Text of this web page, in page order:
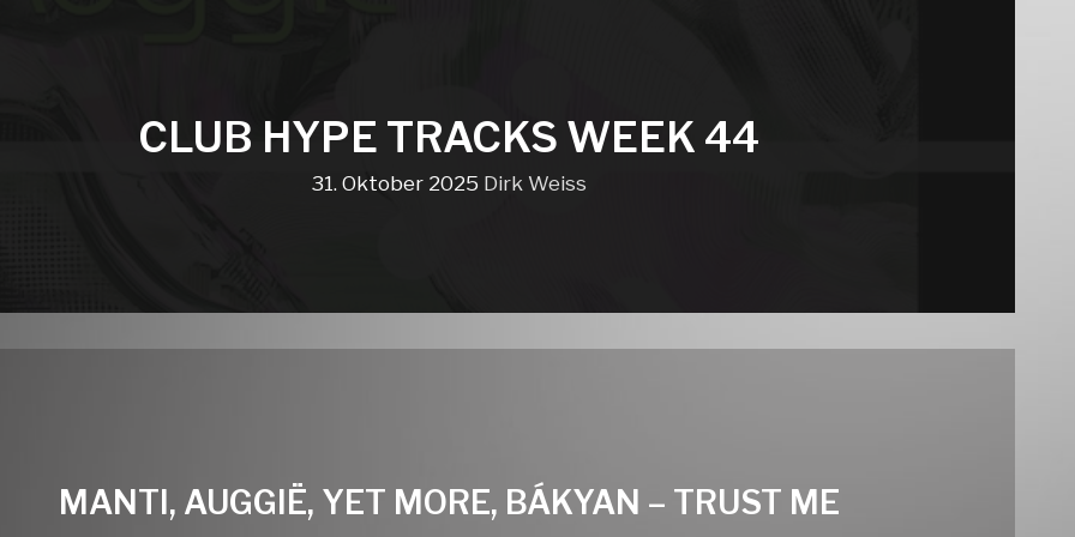
CLUB HYPE TRACKS WEEK 44
31. Oktober 2025 Dirk Weiss
MANTI, AUGGIË, YET MORE, BÁKYAN – TRUST ME